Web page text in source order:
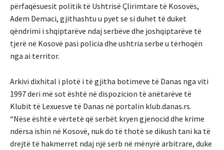
përfaqësuesit politik të Ushtrisë Çlirimtare të Kosovës,
Adem Demaci, gjithashtu u pyet se si duhet të duket
qëndrimi i shqiptarëve ndaj serbëve dhe joshqiptarëve të
tjerë në Kosovë pasi policia dhe ushtria serbe u tërhoqën
nga ai territor.
Arkivi dixhital i plotë i të gjitha botimeve të Danas nga viti
1997 deri më sot është në dispozicion të anëtarëve të
Klubit të Lexuesve të Danas në portalin klub.danas.rs.
“Nëse është e vërtetë që serbët kryen gjenocid dhe krime
ndërsa ishin në Kosovë, nuk do të thotë se dikush tani ka të
drejtë të hakmerret ndaj një serb në mënyrë arbitrare, duke